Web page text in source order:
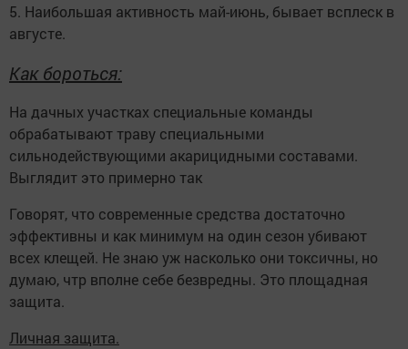
5. Наибольшая активность май-июнь, бывает всплеск в
августе.
Как бороться:
На дачных участках специальные команды
обрабатывают траву специальными
сильнодействующими акарицидными составами.
Выглядит это примерно так
Говорят, что современные средства достаточно
эффективны и как минимум на один сезон убивают
всех клещей. Не знаю уж насколько они токсичны, но
думаю, чтр вполне себе безвредны. Это площадная
защита.
Личная защита.